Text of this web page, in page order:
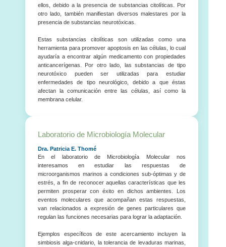
ellos, debido a la presencia de substancias citolíticas. Por
otro lado, también manifiestan diversos malestares por la
presencia de substancias neurotóxicas.
Estas substancias citolíticas son utilizadas como una
herramienta para promover apoptosis en las células, lo cual
ayudaría a encontrar algún medicamento con propiedades
anticancerígenas. Por otro lado, las substancias de tipo
neurotóxico pueden ser utilizadas para estudiar
enfermedades de tipo neurológico, debido a que éstas
afectan la comunicación entre las células, así como la
membrana celular.
Laboratorio de Microbiología Molecular
Dra. Patricia E. Thomé
En el laboratorio de Microbiología Molecular nos
interesamos en estudiar las respuestas de
microorganismos marinos a condiciones sub-óptimas y de
estrés, a fin de reconocer aquellas características que les
permiten prosperar con éxito en dichos ambientes. Los
eventos moleculares que acompañan estas respuestas,
van relacionados a expresión de genes particulares que
regulan las funciones necesarias para lograr la adaptación.
Ejemplos específicos de este acercamiento incluyen la
simbiosis alga-cnidario, la tolerancia de levaduras marinas,